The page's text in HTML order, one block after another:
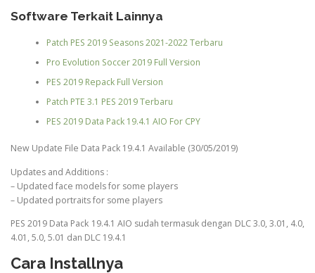
Software Terkait Lainnya
Patch PES 2019 Seasons 2021-2022 Terbaru
Pro Evolution Soccer 2019 Full Version
PES 2019 Repack Full Version
Patch PTE 3.1 PES 2019 Terbaru
PES 2019 Data Pack 19.4.1 AIO For CPY
New Update File Data Pack 19.4.1 Available (30/05/2019)
Updates and Additions :
– Updated face models for some players
– Updated portraits for some players
PES 2019 Data Pack 19.4.1 AIO sudah termasuk dengan DLC 3.0, 3.01, 4.0,
4.01, 5.0, 5.01 dan DLC 19.4.1
Cara Installnya